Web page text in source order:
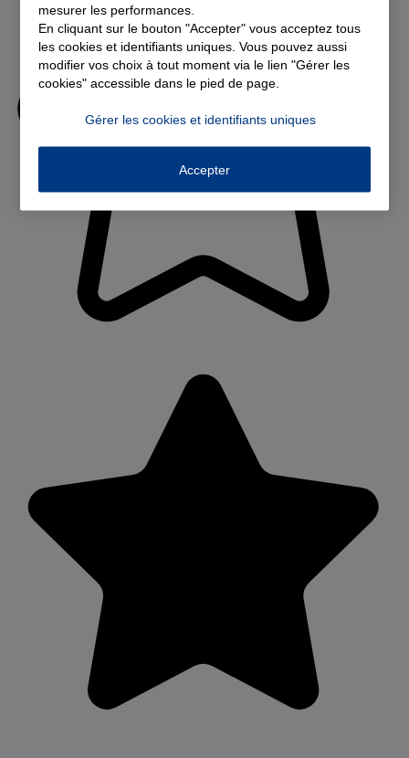
mesurer les performances.
En cliquant sur le bouton "Accepter" vous acceptez tous
les cookies et identifiants uniques. Vous pouvez aussi
modifier vos choix à tout moment via le lien "Gérer les
cookies" accessible dans le pied de page.
Gérer les cookies et identifiants uniques
Accepter